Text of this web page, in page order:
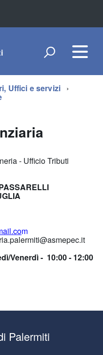
Uffici e servizi
- Ufficio Tributi
m
Venerdì - 10:00 - 12:00
Palermiti